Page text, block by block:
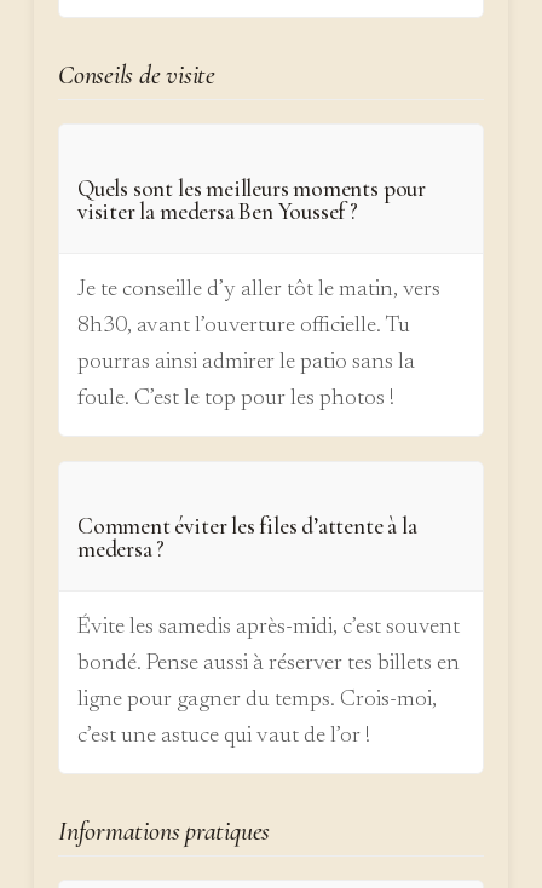
Conseils de visite
Quels sont les meilleurs moments pour
visiter la medersa Ben Youssef ?
Je te conseille d’y aller tôt le matin, vers
8h30, avant l’ouverture officielle. Tu
pourras ainsi admirer le patio sans la
foule. C’est le top pour les photos !
Comment éviter les files d’attente à la
medersa ?
Évite les samedis après-midi, c’est souvent
bondé. Pense aussi à réserver tes billets en
ligne pour gagner du temps. Crois-moi,
c’est une astuce qui vaut de l’or !
Informations pratiques